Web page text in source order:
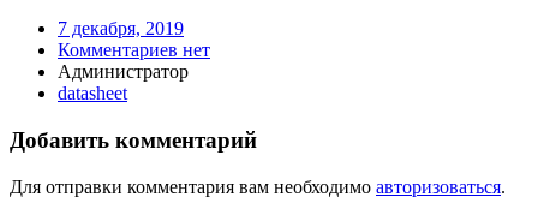
7 декабря, 2019
Комментариев нет
Администратор
datasheet
Добавить комментарий
Для отправки комментария вам необходимо авторизоваться.